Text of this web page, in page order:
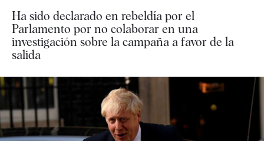
Ha sido declarado en rebeldía por el
Parlamento por no colaborar en una
investigación sobre la campaña a favor de la
salida